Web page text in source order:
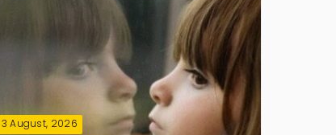
3 August, 2026